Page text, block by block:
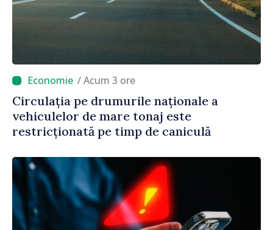
/ Acum 3 ore
Circulația pe drumurile naționale a
vehiculelor de mare tonaj este
restricționată pe timp de caniculă